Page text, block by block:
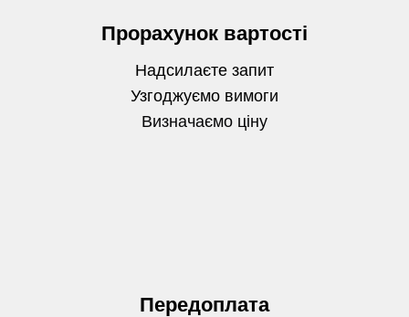
Прорахунок вартості
Надсилаєте запит
Узгоджуємо вимоги
Визначаємо ціну
Передоплата